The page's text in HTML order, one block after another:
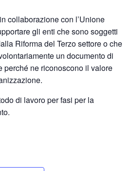
collaborazione con l’Unione
gli enti che sono soggetti
Riforma del Terzo settore o che
un documento di
perché ne riconoscono il valore
di lavoro per fasi per la